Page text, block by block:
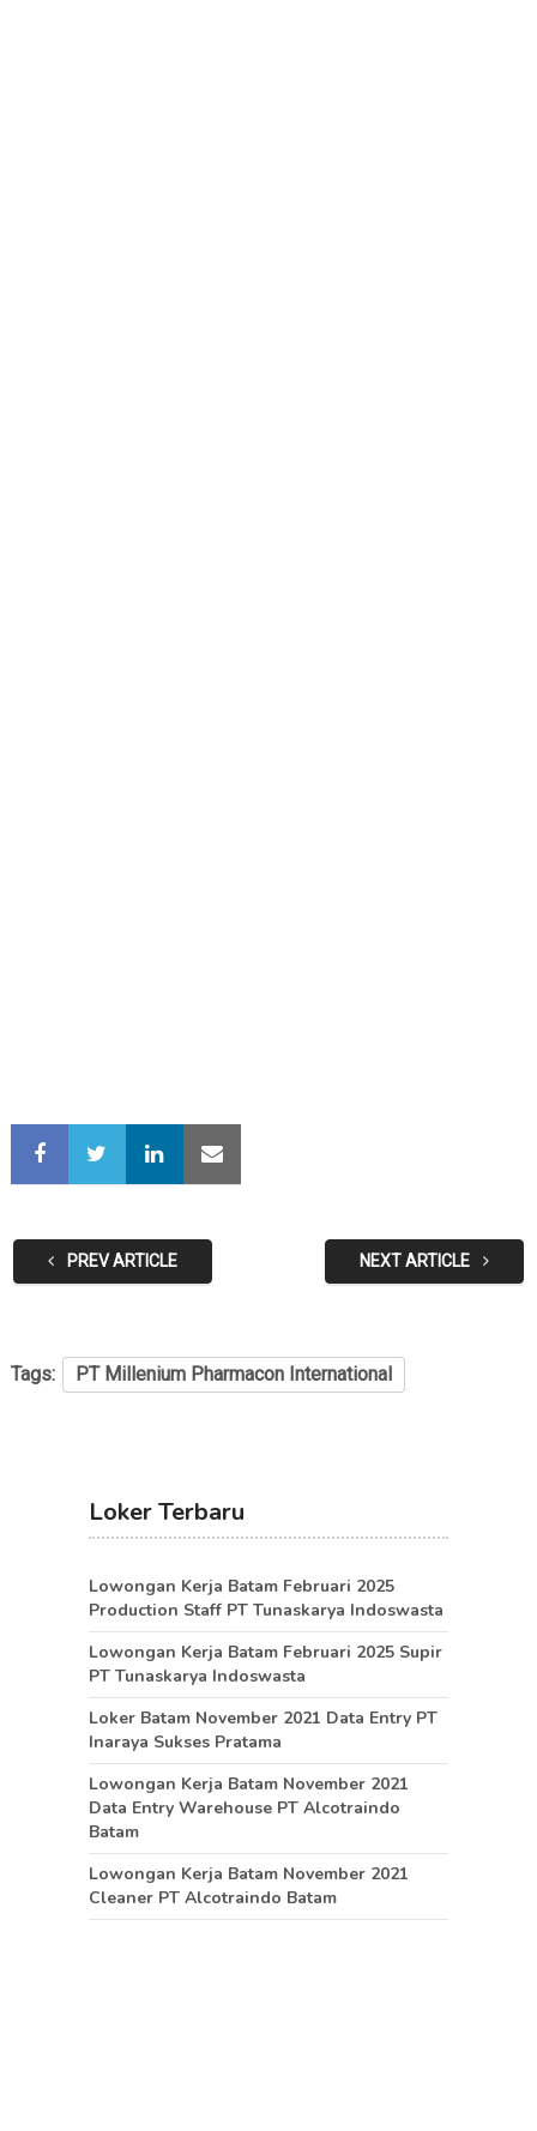
PREV ARTICLE NEXT ARTICLE
Tags: PT Millenium Pharmacon International
Loker Terbaru
Lowongan Kerja Batam Februari 2025
Production Staff PT Tunaskarya Indoswasta
Lowongan Kerja Batam Februari 2025 Supir
PT Tunaskarya Indoswasta
Loker Batam November 2021 Data Entry PT
Inaraya Sukses Pratama
Lowongan Kerja Batam November 2021
Data Entry Warehouse PT Alcotraindo
Batam
Lowongan Kerja Batam November 2021
Cleaner PT Alcotraindo Batam